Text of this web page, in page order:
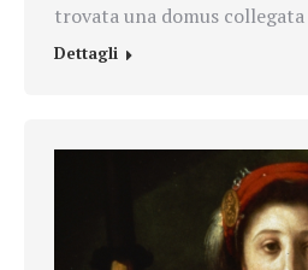
trovata una domus collegata
Dettagli